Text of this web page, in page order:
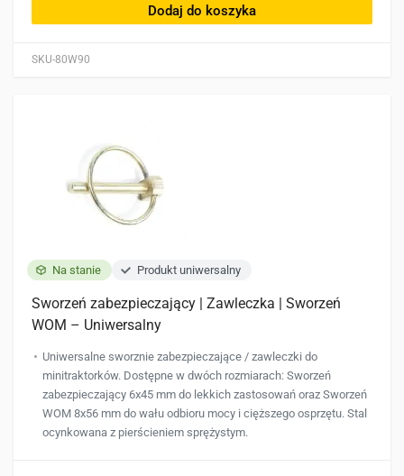
SKU-80W90
Dodaj do koszyka
Na stanie Produkt uniwersalny
Sworzeń zabezpieczający | Zawleczka | Sworzeń
WOM – Uniwersalny
Uniwersalne sworznie zabezpieczające / zawleczki do
minitraktorków. Dostępne w dwóch rozmiarach: Sworzeń
zabezpieczający 6x45 mm do lekkich zastosowań oraz Sworzeń
WOM 8x56 mm do wału odbioru mocy i cięższego osprzętu. Stal
ocynkowana z pierścieniem sprężystym.